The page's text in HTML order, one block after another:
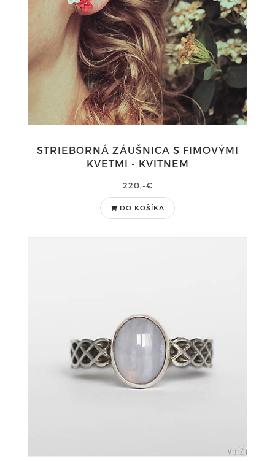
STRIEBORNÁ ZÁUŠNICA S FIMOVÝMI
KVETMI - KVITNEM
220,-€
DO KOŠÍKA